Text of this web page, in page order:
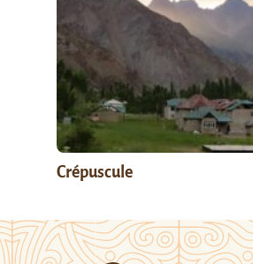
Crépuscule